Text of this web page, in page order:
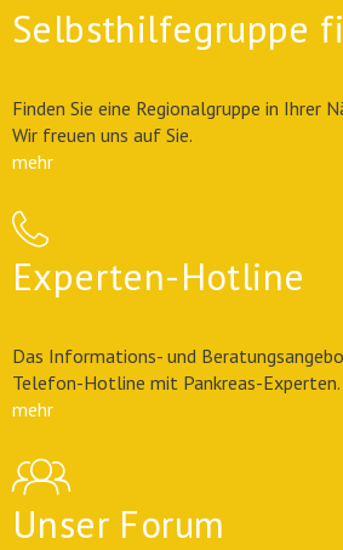
Selbsthilfegruppe
Finden Sie eine Regionalgruppe in Ihrer
Wir freuen uns auf Sie.
mehr
Experten-Hotline
Das Informations- und
Telefon-Hotline mit Pankreas-Experten.
mehr
Unser Forum